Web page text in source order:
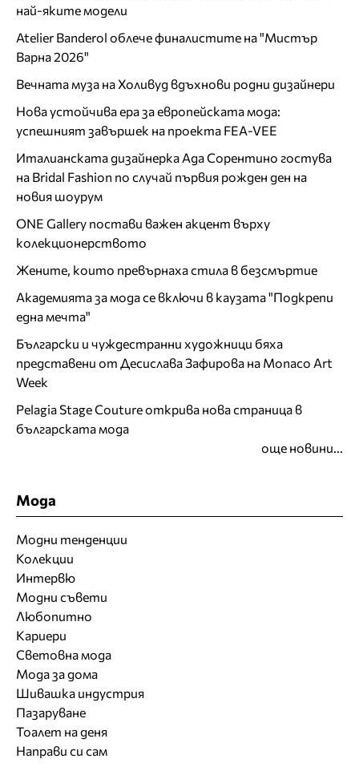
най-яките модели
Atelier Banderol облече финалистите на "Мистър
Варна 2026"
Вечната муза на Холивуд вдъхнови родни дизайнери
Нова устойчива ера за европейската мода:
успешният завършек на проекта FEA-VEE
Италианската дизайнерка Ада Сорентино гостува
на Bridal Fashion по случай първия рожден ден на
новия шоурум
ONE Gallery постави важен акцент върху
колекционерството
Жените, които превърнаха стила в безсмъртие
Академията за мода се включи в каузата "Подкрепи
една мечта"
Български и чуждестранни художници бяха
представени от Десислава Зафирова на Monaco Art
Week
Pelagia Stage Couture открива нова страница в
българската мода
още новини...
Мода
Модни тенденции
Колекции
Интервю
Модни съвети
Любопитно
Кариери
Световна мода
Мода за дома
Шивашка индустрия
Пазаруване
Тоалет на деня
Направи си сам